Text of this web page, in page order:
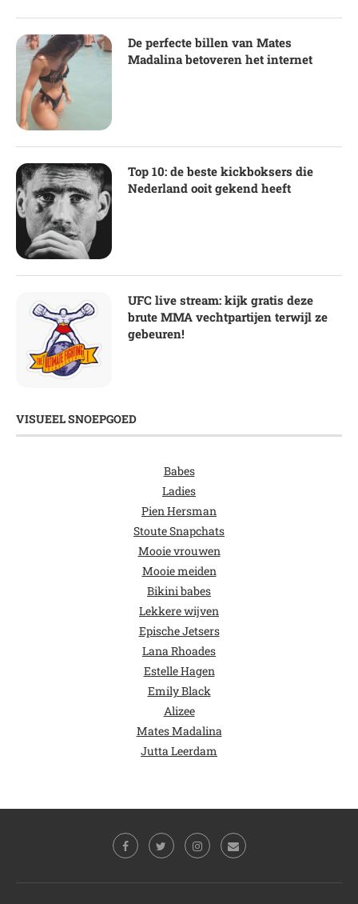
De perfecte billen van Mates
Madalina betoveren het internet
Top 10: de beste kickboksers die
Nederland ooit gekend heeft
UFC live stream: kijk gratis deze
brute MMA vechtpartijen terwijl ze
gebeuren!
VISUEEL SNOEPGOED
Babes
Ladies
Pien Hersman
Stoute Snapchats
Mooie vrouwen
Mooie meiden
Bikini babes
Lekkere wijven
Epische Jetsers
Lana Rhoades
Estelle Hagen
Emily Black
Alizee
Mates Madalina
Jutta Leerdam